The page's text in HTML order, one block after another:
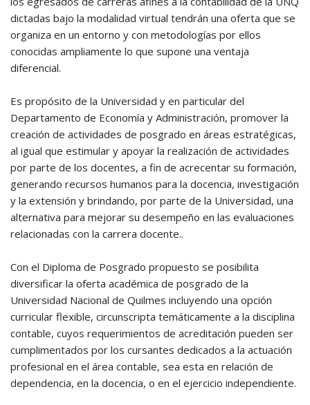
dictadas bajo la modalidad virtual tendrán una oferta que se
organiza en un entorno y con metodologías por ellos
conocidas ampliamente lo que supone una ventaja
diferencial.
Es propósito de la Universidad y en particular del
Departamento de Economía y Administración, promover la
creación de actividades de posgrado en áreas estratégicas,
al igual que estimular y apoyar la realización de actividades
por parte de los docentes, a fin de acrecentar su formación,
generando recursos humanos para la docencia, investigación
y la extensión y brindando, por parte de la Universidad, una
alternativa para mejorar su desempeño en las evaluaciones
relacionadas con la carrera docente..
Con el Diploma de Posgrado propuesto se posibilita
diversificar la oferta académica de posgrado de la
Universidad Nacional de Quilmes incluyendo una opción
curricular flexible, circunscripta temáticamente a la disciplina
contable, cuyos requerimientos de acreditación pueden ser
cumplimentados por los cursantes dedicados a la actuación
profesional en el área contable, sea esta en relación de
dependencia, en la docencia, o en el ejercicio independiente.